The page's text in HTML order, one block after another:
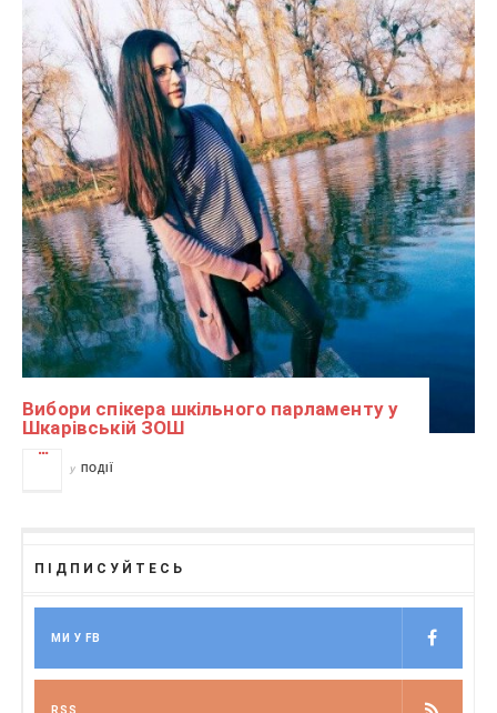
Вибори спікера шкільного парламенту у
Шкарівській ЗОШ
у ПОДІЇ
ПІДПИСУЙТЕСЬ
МИ У FB
RSS